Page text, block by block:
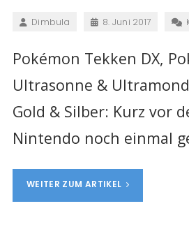
Dimbula 8. Juni 2017
Pokémon Tekken DX,
Ultrasonne &
Gold & Silber: Kurz vor
Nintendo noch einmal
WEITER ZUM ARTIKEL